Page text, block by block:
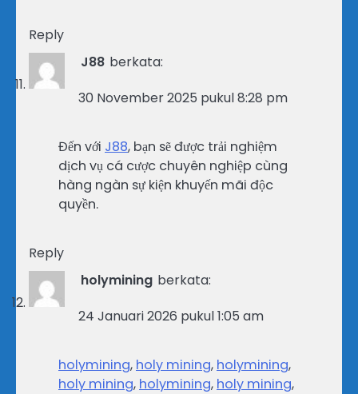
Reply
J88 berkata:
30 November 2025 pukul 8:28 pm
Đến với J88, bạn sẽ được trải nghiệm
dịch vụ cá cược chuyên nghiệp cùng
hàng ngàn sự kiện khuyến mãi độc
quyền.
Reply
holymining berkata:
24 Januari 2026 pukul 1:05 am
holymining, holy mining, holymining,
holy mining, holymining, holy mining,